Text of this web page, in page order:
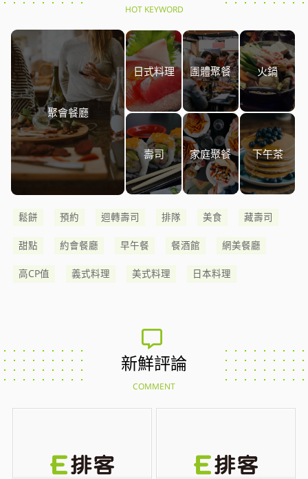
HOT KEYWORD
聚會餐廳
日式料理 團體聚餐 火鍋
壽司 家庭聚餐 下午茶
鬆餅 預約 迴轉壽司 排隊 美食 藏壽司
甜點 約會餐廳 早午餐 餐酒館 網美餐廳
高CP值 義式料理 美式料理 日本料理
新鮮評論
COMMENT